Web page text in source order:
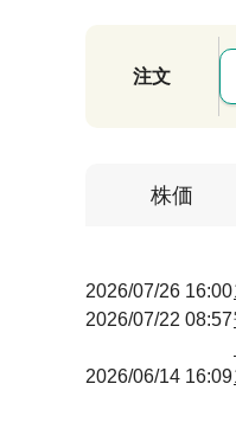
注文
株価
2026/07/26 16:00
2026/07/22 08:57
2026/06/14 16:09